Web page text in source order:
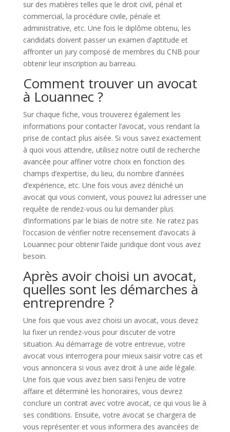
sur des matières telles que le droit civil, pénal et
commercial, la procédure civile, pénale et
administrative, etc. Une fois le diplôme obtenu, les
candidats doivent passer un examen d’aptitude et
affronter un jury composé de membres du CNB pour
obtenir leur inscription au barreau.
Comment trouver un avocat
à Louannec ?
Sur chaque fiche, vous trouverez également les
informations pour contacter l’avocat, vous rendant la
prise de contact plus aisée. Si vous savez exactement
à quoi vous attendre, utilisez notre outil de recherche
avancée pour affiner votre choix en fonction des
champs d’expertise, du lieu, du nombre d’années
d’expérience, etc. Une fois vous avez déniché un
avocat qui vous convient, vous pouvez lui adresser une
requête de rendez-vous ou lui demander plus
d’informations par le biais de notre site. Ne ratez pas
l’occasion de vérifier notre recensement d’avocats à
Louannec pour obtenir l’aide juridique dont vous avez
besoin.
Après avoir choisi un avocat,
quelles sont les démarches à
entreprendre ?
Une fois que vous avez choisi un avocat, vous devez
lui fixer un rendez-vous pour discuter de votre
situation. Au démarrage de votre entrevue, votre
avocat vous interrogera pour mieux saisir votre cas et
vous annoncera si vous avez droit à une aide légale.
Une fois que vous avez bien saisi l’enjeu de votre
affaire et déterminé les honoraires, vous devrez
conclure un contrat avec votre avocat, ce qui vous lie à
ses conditions. Ensuite, votre avocat se chargera de
vous représenter et vous informera des avancées de